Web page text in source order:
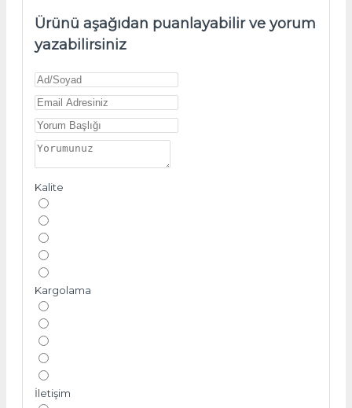
Ürünü aşağıdan puanlayabilir ve yorum
yazabilirsiniz
Kalite
Kargolama
İletişim